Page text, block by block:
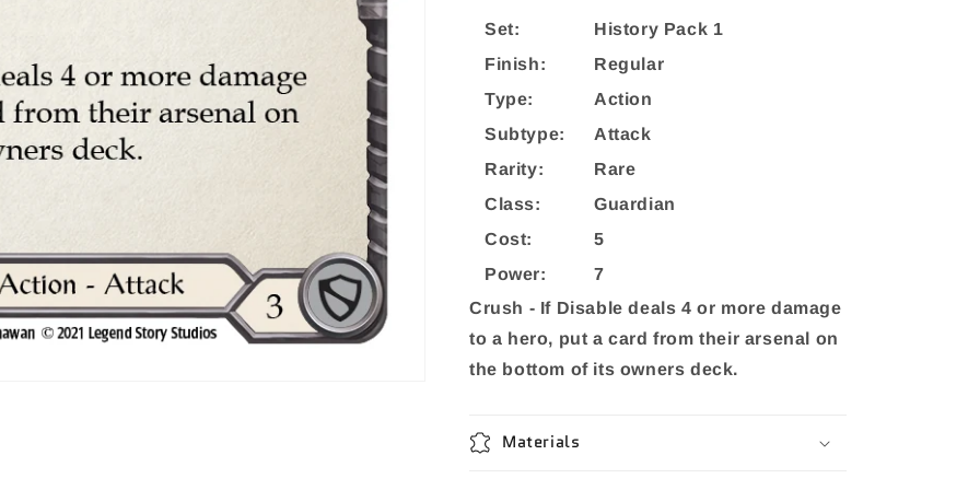
Set:
History Pack 1
Finish:
Regular
Type:
Action
Subtype:
Attack
Rarity:
Rare
Class:
Guardian
Cost:
5
Power:
7
Crush - If Disable deals 4 or more damage
to a hero, put a card from their arsenal on
the bottom of its owners deck.
Materials